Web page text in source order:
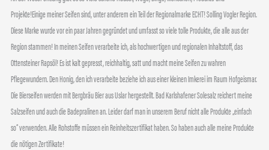
Projekte!Einige meiner Seifen sind, unter anderem ein Teil der Regionalmarke ECHT! Solling Vogler Region.
Diese Marke wurde vor ein paar Jahren gegründet und umfasst so viele tolle Produkte, die alle aus der
Region stammen! In meinen Seifen verarbeite ich, als hochwertigen und regionalen Inhaltstoff, das
Ottensteiner Rapsöl! Es ist kalt gepresst, reichhaltig, satt und macht meine Seifen zu wahren
Pflegewundern. Den Honig, den ich verarbeite beziehe ich aus einer kleinen Imkerei im Raum Hofgeismar.
Die Bierseifen werden mit Bergbräu Bier aus Uslar hergestellt. Bad Karlshafener Solesalz reichert meine
Salzseifen und auch die Badepralinen an. Leider darf man in unserem Beruf nicht alle Produkte „einfach
so“ verwenden. Alle Rohstoffe müssen ein Reinheitszertifikat haben. So haben auch alle meine Produkte
die nötigen Zertifikate!